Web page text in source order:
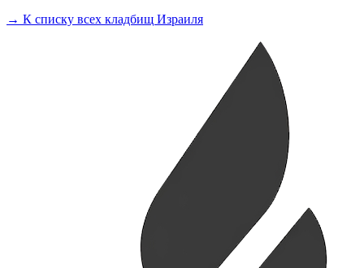
→ К списку всех кладбищ Израиля